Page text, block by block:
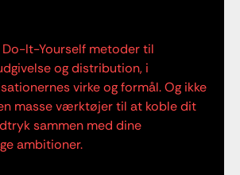
Do-It-Yourself metoder til
og distribution, i
virke og formål. Og ikke
masse værktøjer til at koble dit
sammen med dine
ambitioner.